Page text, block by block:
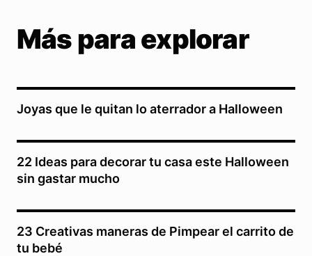
Más para explorar
Joyas que le quitan lo aterrador a Halloween
22 Ideas para decorar tu casa este Halloween
sin gastar mucho
23 Creativas maneras de Pimpear el carrito de
tu bebé